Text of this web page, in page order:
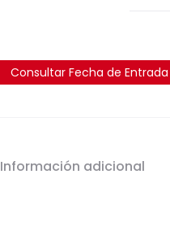
Consultar Fecha de Entrada
Información adicional